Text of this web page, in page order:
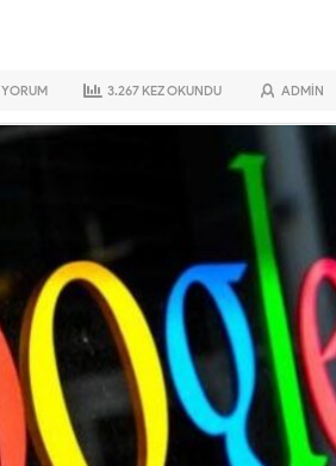
YORUM 3.267 KEZ OKUNDU ADMIN
Sırtlanlar hamile zebraya saldırdı